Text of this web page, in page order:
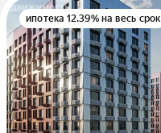
ипотека 12.39% на весь срок